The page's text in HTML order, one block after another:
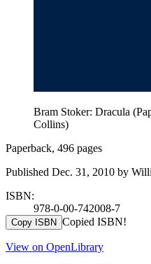
Bram Stoker: Dracula
Collins)
Paperback, 496 pages
Published Dec. 31, 2010 by
ISBN:
978-0-00-742008-7
Copy ISBN Copied ISBN!
View on OpenLibrary